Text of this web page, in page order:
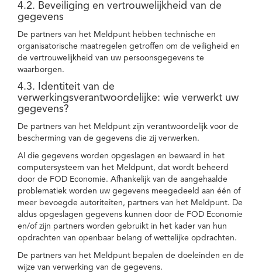
4.2. Beveiliging en vertrouwelijkheid van de
gegevens
De partners van het Meldpunt hebben technische en
organisatorische maatregelen getroffen om de veiligheid en
de vertrouwelijkheid van uw persoonsgegevens te
waarborgen.
4.3. Identiteit van de
verwerkingsverantwoordelijke: wie verwerkt uw
gegevens?
De partners van het Meldpunt zijn verantwoordelijk voor de
bescherming van de gegevens die zij verwerken.
Al die gegevens worden opgeslagen en bewaard in het
computersysteem van het Meldpunt, dat wordt beheerd
door de FOD Economie. Afhankelijk van de aangehaalde
problematiek worden uw gegevens meegedeeld aan één of
meer bevoegde autoriteiten, partners van het Meldpunt. De
aldus opgeslagen gegevens kunnen door de FOD Economie
en/of zijn partners worden gebruikt in het kader van hun
opdrachten van openbaar belang of wettelijke opdrachten.
De partners van het Meldpunt bepalen de doeleinden en de
wijze van verwerking van de gegevens.